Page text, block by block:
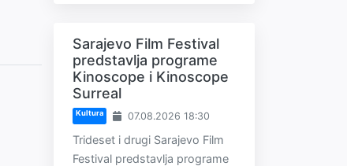
Sarajevo Film Festival
predstavlja programe
Kinoscope i Kinoscope
Surreal
Kultura 07.08.2026 18:30
Trideset i drugi Sarajevo Film
Festival predstavlja programe